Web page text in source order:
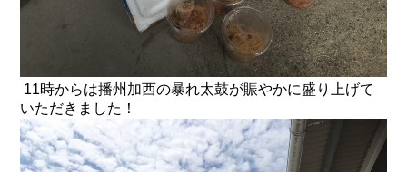
11時からは播州加西の暴れ太鼓が賑やかに盛り上げて
いただきました！